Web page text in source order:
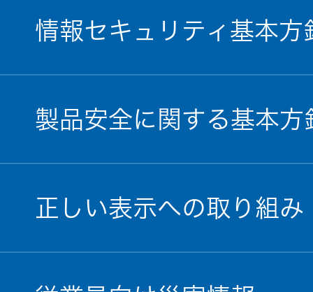
情報セキュリティ基本方
製品安全に関する基本方
正しい表示への取り組み